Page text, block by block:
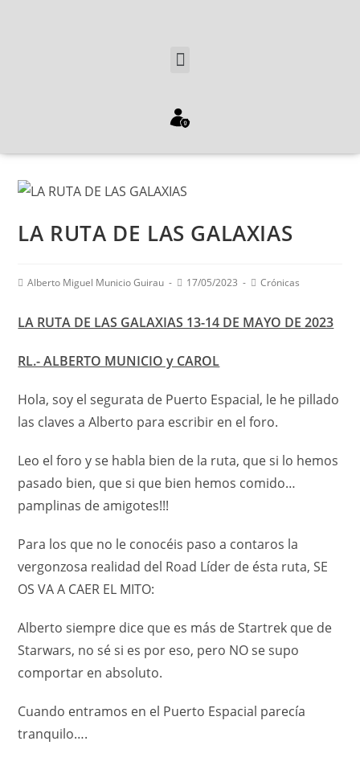
LA RUTA DE LAS GALAXIAS
Alberto Miguel Municio Guirau 17/05/2023 Crónicas
LA RUTA DE LAS GALAXIAS 13-14 DE MAYO DE 2023
RL.- ALBERTO MUNICIO y CAROL
Hola, soy el segurata de Puerto Espacial, le he pillado
las claves a Alberto para escribir en el foro.
Leo el foro y se habla bien de la ruta, que si lo hemos
pasado bien, que si que bien hemos comido…
pamplinas de amigotes!!!
Para los que no le conocéis paso a contaros la
vergonzosa realidad del Road Líder de ésta ruta, SE
OS VA A CAER EL MITO:
Alberto siempre dice que es más de Startrek que de
Starwars, no sé si es por eso, pero NO se supo
comportar en absoluto.
Cuando entramos en el Puerto Espacial parecía
tranquilo….